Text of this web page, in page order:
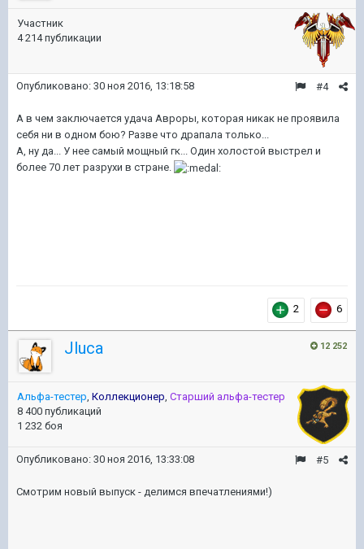
Участник
4 214 публикации
#4
Опубликовано: 30 ноя 2016, 13:18:58
А в чем заключается удача Авроры, которая никак не проявила
себя ни в одном бою? Разве что драпала только...
А, ну да... У нее самый мощный гк... Один холостой выстрел и
более 70 лет разрухи в стране.
2 6
12 252
Jluca
Альфа-тестер, Коллекционер, Старший альфа-тестер
8 400 публикаций
1 232 боя
#5
Опубликовано: 30 ноя 2016, 13:33:08
Смотрим новый выпуск - делимся впечатлениями!)